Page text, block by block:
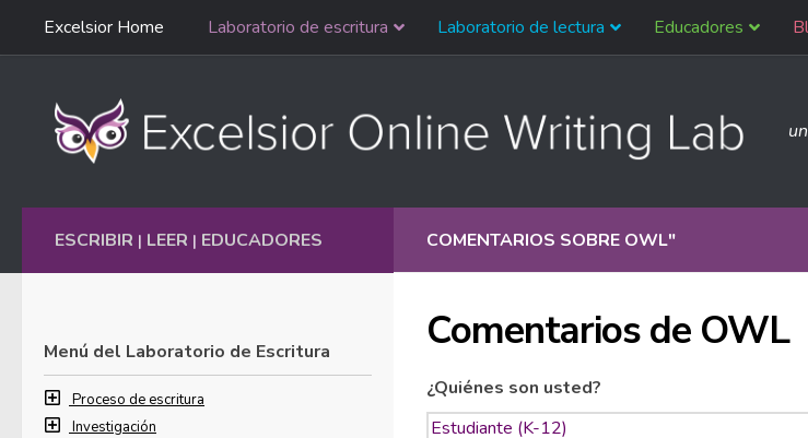
Ir al contenido
navegación
Excelsior Home Laboratorio de escritura Laboratorio de lectura Educadores
COMENTARIOS SOBRE OWL"
Comentarios de OWL
¿Quiénes son usted?
ESCRIBIR | LEER | EDUCADORES
Menú del Laboratorio de Escritura
Proceso de escritura
Investigación